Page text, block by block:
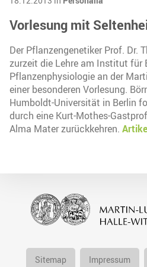
Vorlesung mit
Der Pflanzengenetiker Prof. Dr.
zurzeit die Lehre am Institut für
Pflanzenphysiologie an der
einer besonderen Vorlesung.
Humboldt-Universität in Berlin
durch eine Kurt-Mothes-
Alma Mater zurückkehren.
Sitemap Impressum